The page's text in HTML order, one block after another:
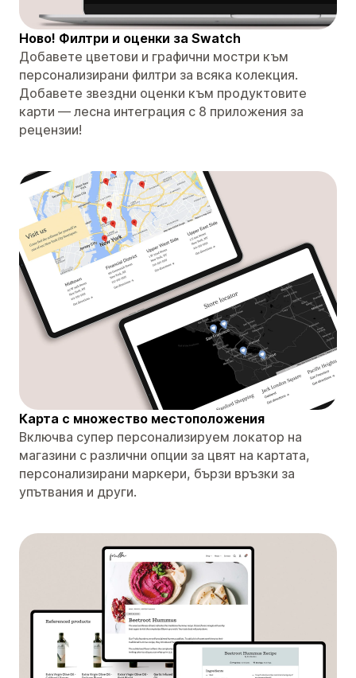
Ново! Филтри и оценки за Swatch
Добавете цветови и графични мостри към
персонализирани филтри за всяка колекция.
Добавете звездни оценки към продуктовите
карти — лесна интеграция с 8 приложения за
рецензии!
Карта с множество местоположения
Включва супер персонализируем локатор на
магазини с различни опции за цвят на картата,
персонализирани маркери, бързи връзки за
упътвания и други.